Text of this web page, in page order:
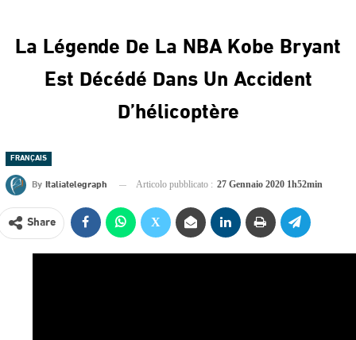
La Légende De La NBA Kobe Bryant
Est Décédé Dans Un Accident
D’hélicoptère
FRANÇAIS
By Italiatelegraph Articolo pubblicato : 27 Gennaio 2020 1h52min
Share